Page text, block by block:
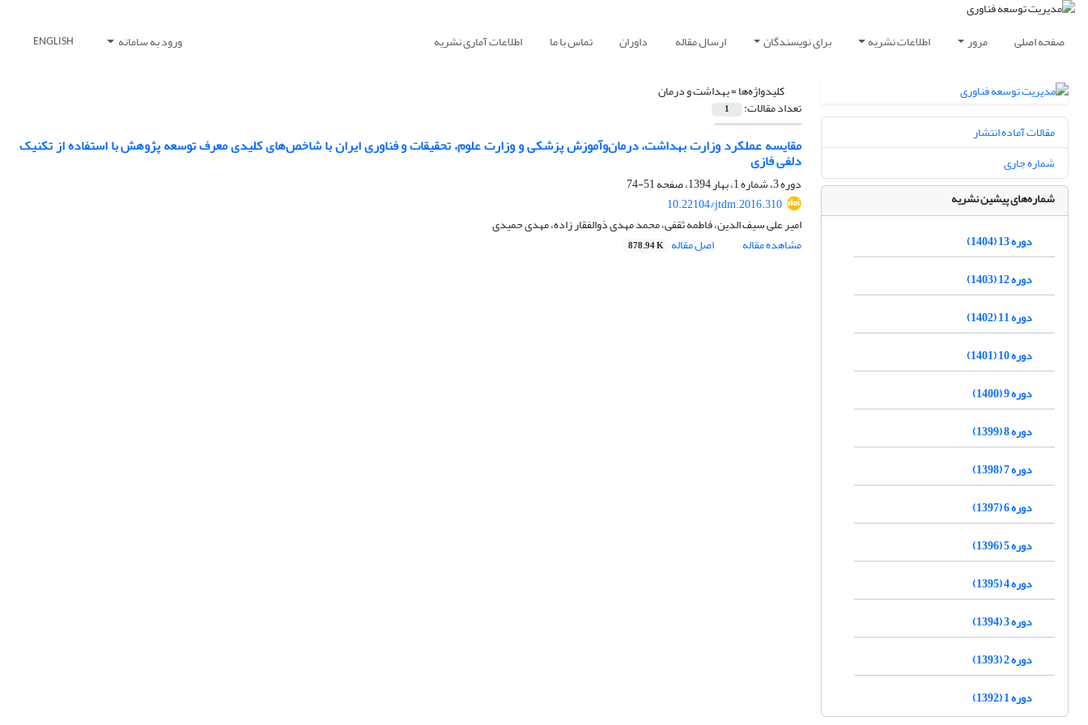
صفحه اصلی مرور اطلاعات نشریه برای نویسندگان ارسال مقاله داوران تماس با ما اطلاعات آماری نشریه ورود به سامانه ENGLISH
کلیدواژه‌ها =بهداشت و درمان
تعداد مقالات: 1
مقایسه عملکرد وزارت بهداشت، درمان‌و‌آموزش پزشکی و وزارت علوم، تحقیقات و فناوری ایران با شاخص‌های کلیدی معرف توسعه پژوهش با استفاده از تکنیک
دلفی فازی
دوره 3، شماره 1، بهار 1394، صفحه
51-74
10.22104/jtdm.2016.310
امیر علی سیف الدین، فاطمه ثقفی، محمد مهدی ذوالفقار زاده، مهدی حمیدی
مشاهده مقاله
اصل مقاله 878.94 K
مقالات آماده انتشار
شماره جاری
شماره‌های پیشین نشریه
دوره 13 (1404)
دوره 12 (1403)
دوره 11 (1402)
دوره 10 (1401)
دوره 9 (1400)
دوره 8 (1399)
دوره 7 (1398)
دوره 6 (1397)
دوره 5 (1396)
دوره 4 (1395)
دوره 3 (1394)
دوره 2 (1393)
دوره 1 (1392)